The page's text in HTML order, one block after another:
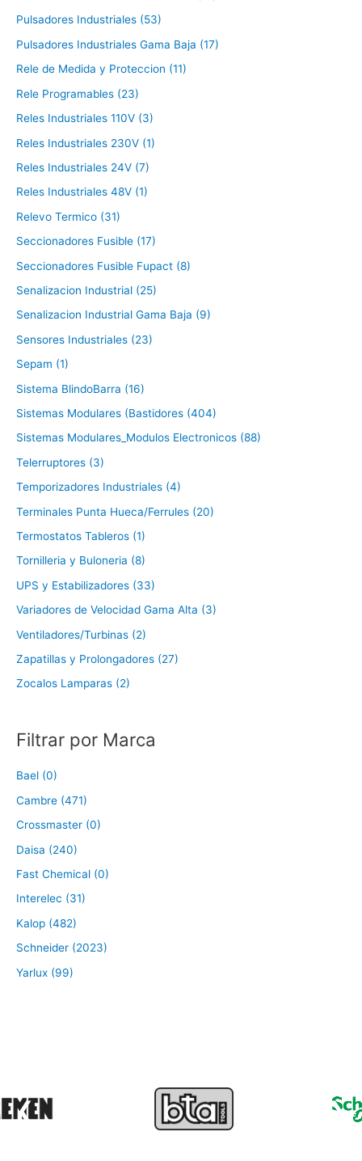
❮ ❯
Pulsadores Industriales (53)
Pulsadores Industriales Gama Baja (17)
Rele de Medida y Proteccion (11)
Rele Programables (23)
Reles Industriales 110V (3)
Reles Industriales 230V (1)
Reles Industriales 24V (7)
Reles Industriales 48V (1)
Relevo Termico (31)
Seccionadores Fusible (17)
Seccionadores Fusible Fupact (8)
Senalizacion Industrial (25)
Senalizacion Industrial Gama Baja (9)
Sensores Industriales (23)
Sepam (1)
Sistema BlindoBarra (16)
Sistemas Modulares (Bastidores (404)
Sistemas Modulares_Modulos Electronicos (88)
Telerruptores (3)
Temporizadores Industriales (4)
Terminales Punta Hueca/Ferrules (20)
Termostatos Tableros (1)
Tornilleria y Buloneria (8)
UPS y Estabilizadores (33)
Variadores de Velocidad Gama Alta (3)
Ventiladores/Turbinas (2)
Zapatillas y Prolongadores (27)
Zocalos Lamparas (2)
Filtrar por Marca
Bael (0)
Cambre (471)
Crossmaster (0)
Daisa (240)
Fast Chemical (0)
Interelec (31)
Kalop (482)
Schneider (2023)
Yarlux (99)